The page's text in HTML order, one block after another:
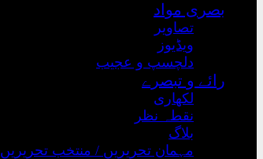
بصری مواد
تصاویر
ویڈیوز
دلچسپ و عجیب
رائے و تبصرے
لکھاری
نقطہ نظر
بلاگ
مہمان تحریریں / منتخب تحریریں